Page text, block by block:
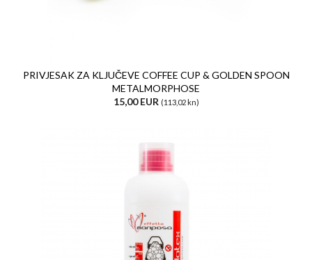
PRIVJESAK ZA KLJUČEVE COFFEE CUP & GOLDEN SPOON
METALMORPHOSE
15,00 EUR (113,02 kn)